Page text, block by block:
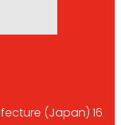
(Japan) 16